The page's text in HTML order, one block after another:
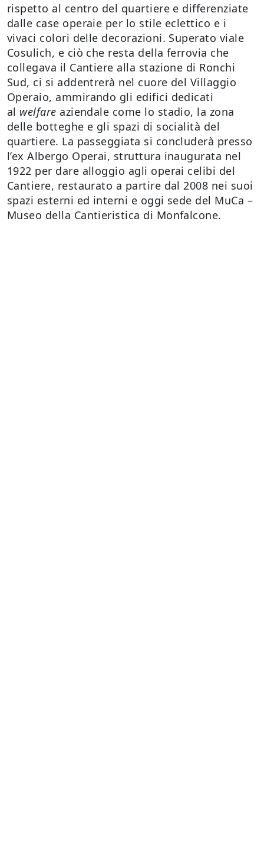
rispetto al centro del quartiere e differenziate
dalle case operaie per lo stile eclettico e i
vivaci colori delle decorazioni. Superato viale
Cosulich, e ciò che resta della ferrovia che
collegava il Cantiere alla stazione di Ronchi
Sud, ci si addentrerà nel cuore del Villaggio
Operaio, ammirando gli edifici dedicati
al welfare aziendale come lo stadio, la zona
delle botteghe e gli spazi di socialità del
quartiere. La passeggiata si concluderà presso
l’ex Albergo Operai, struttura inaugurata nel
1922 per dare alloggio agli operai celibi del
Cantiere, restaurato a partire dal 2008 nei suoi
spazi esterni ed interni e oggi sede del MuCa –
Museo della Cantieristica di Monfalcone.